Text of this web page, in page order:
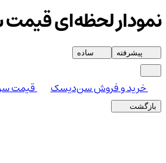
نمودار لحظه‌ای
پیشرفته ساده
خرید و فروش سن‌دیسک قیمت
بازگشت